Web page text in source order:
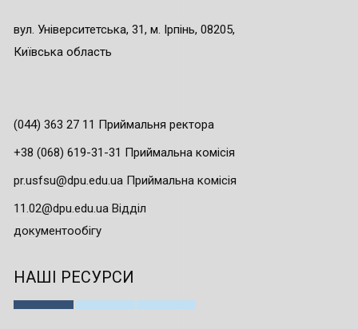
вул. Університетська, 31, м. Ірпінь, 08205,
Київська область
(044) 363 27 11 Приймальня ректора
+38 (068) 619-31-31 Приймальна комісія
pr.usfsu@dpu.edu.ua Приймальна комісія
11.02@dpu.edu.ua Відділ
документообігу
НАШІ РЕСУРСИ